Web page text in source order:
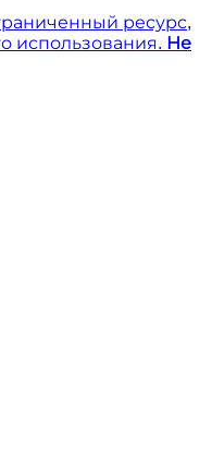
ресурс,
использования. Не